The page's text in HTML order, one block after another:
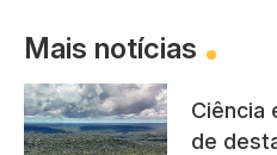
Mais notícias
Ciência
de